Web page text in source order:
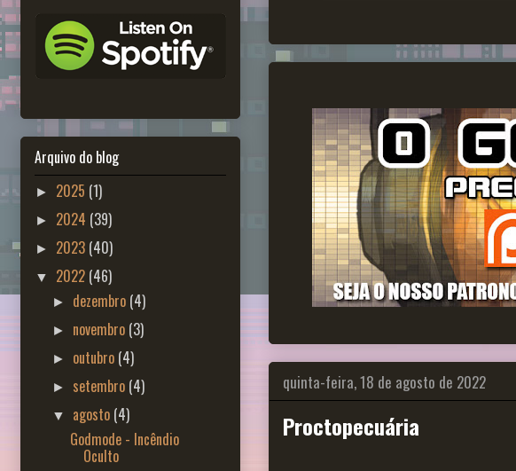
quinta-feira, 18 de agosto de 2022
Proctopecuária
Arquivo do blog
► 2025 (1)
► 2024 (39)
► 2023 (40)
▼ 2022 (46)
► dezembro (4)
► novembro (3)
► outubro (4)
► setembro (4)
▼ agosto (4)
Godmode - Incêndio
Oculto